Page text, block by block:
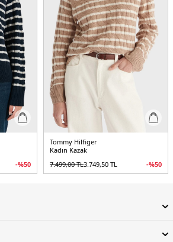
-%50
Tommy Hilfiger
Kadın Kazak
7.499,00TL3.749,50 TL -%50